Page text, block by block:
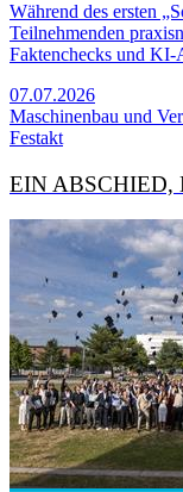
Während des ersten
Teilnehmenden
Faktenchecks und KI-
07.07.2026
Maschinenbau und
Festakt
EIN ABSCHIED,